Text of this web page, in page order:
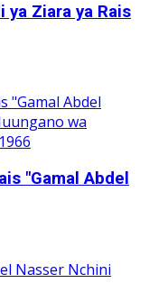
ya Ziara ya Rais
"Gamal Abdel